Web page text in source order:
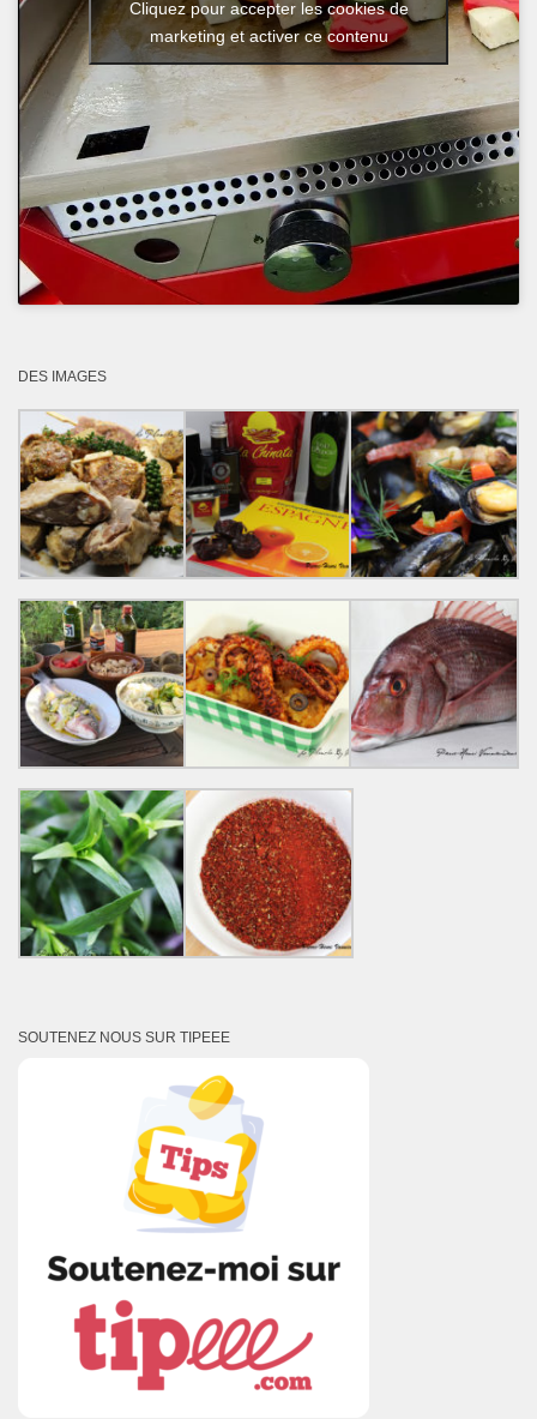
Cliquez pour accepter les cookies de
marketing et activer ce contenu
DES IMAGES
SOUTENEZ NOUS SUR TIPEEE